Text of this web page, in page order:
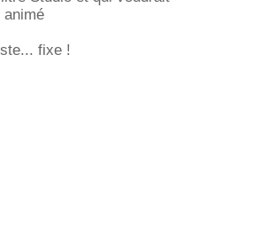
animé
fixe !